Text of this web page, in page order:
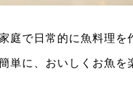
で日常的に魚料理を
単に、おいしくお魚